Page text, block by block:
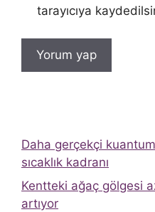
tarayıcıya
Daha gerçekçi
sıcaklık kadranı
Kentteki ağaç gölgesi
artıyor